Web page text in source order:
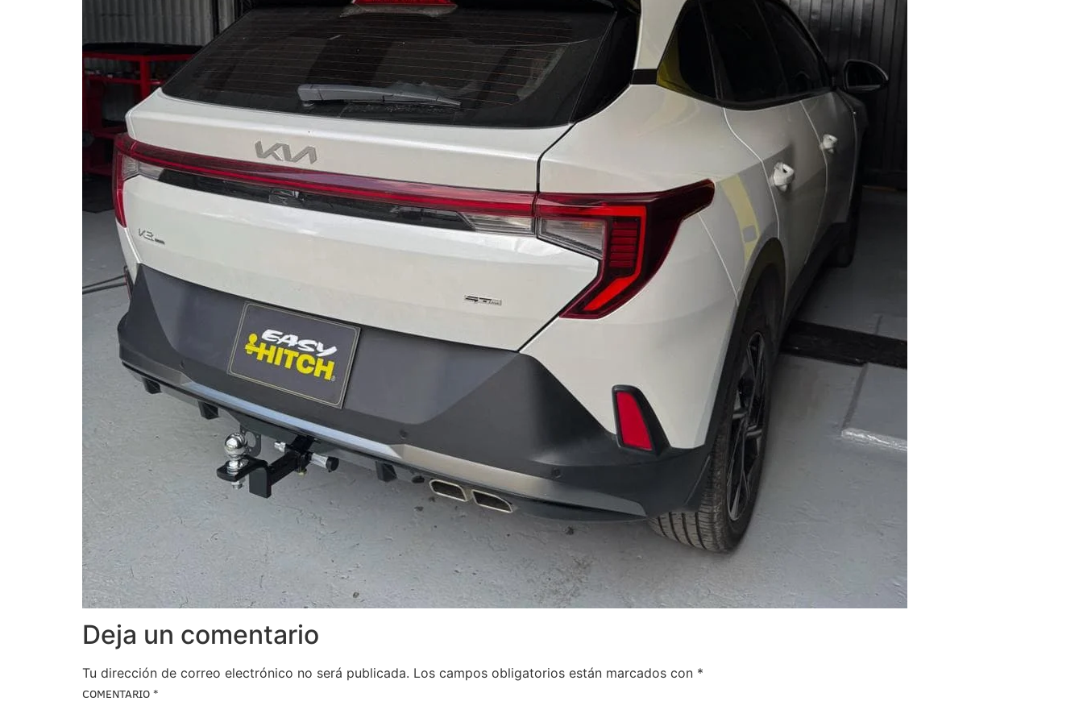
Deja un comentario
Tu dirección de correo electrónico no será publicada. Los campos obligatorios están marcados con *
COMENTARIO *